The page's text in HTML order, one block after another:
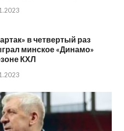
в четвертый раз
минское «Динамо»
КХЛ